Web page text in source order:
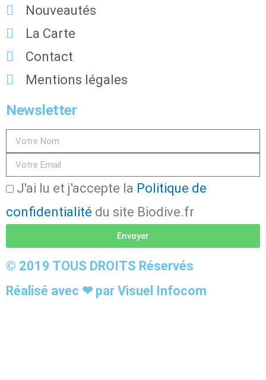
Nouveautés
La Carte
Contact
Mentions légales
Newsletter
J'ai lu et j'accepte la Politique de
confidentialité du site Biodive.fr
Envoyer
© 2019 TOUS DROITS Réservés
Réalisé avec ❤ par Visuel Infocom